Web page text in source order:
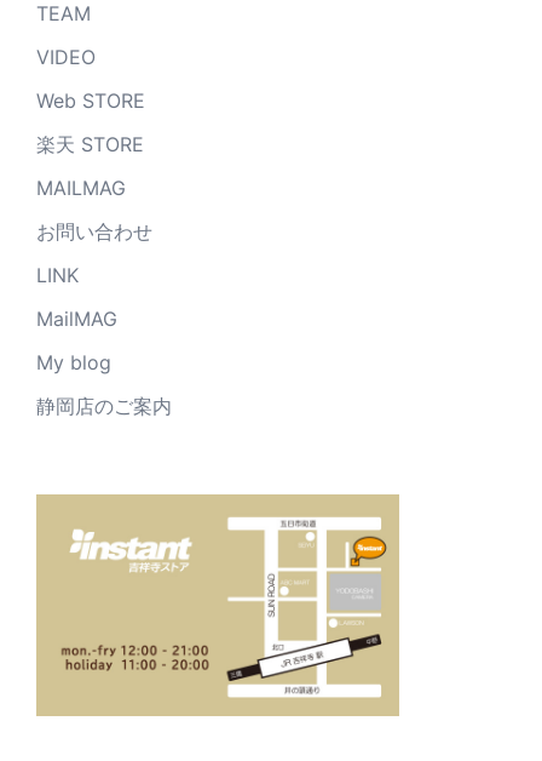
TEAM
VIDEO
Web STORE
楽天 STORE
MAILMAG
お問い合わせ
LINK
MailMAG
My blog
静岡店のご案内